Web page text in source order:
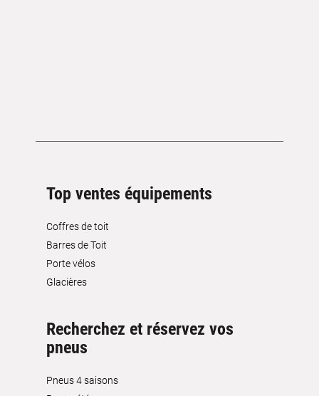
Top ventes équipements
Coffres de toit
Barres de Toit
Porte vélos
Glacières
Recherchez et réservez vos
pneus
Pneus 4 saisons